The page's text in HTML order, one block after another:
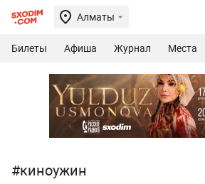
Алматы
Билеты Афиша Журнал Места
#киноужин